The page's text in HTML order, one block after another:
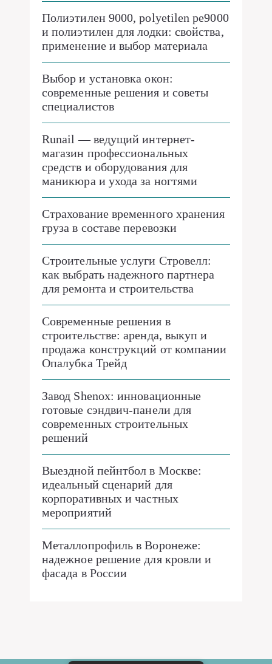
Полиэтилен 9000, polyetilen pe9000
и полиэтилен для лодки: свойства,
применение и выбор материала
Выбор и установка окон:
современные решения и советы
специалистов
Runail — ведущий интернет-
магазин профессиональных
средств и оборудования для
маникюра и ухода за ногтями
Страхование временного хранения
груза в составе перевозки
Строительные услуги Стровелл:
как выбрать надежного партнера
для ремонта и строительства
Современные решения в
строительстве: аренда, выкуп и
продажа конструкций от компании
Опалубка Трейд
Завод Shenox: инновационные
готовые сэндвич-панели для
современных строительных
решений
Выездной пейнтбол в Москве:
идеальный сценарий для
корпоративных и частных
мероприятий
Металлопрофиль в Воронеже:
надежное решение для кровли и
фасада в России